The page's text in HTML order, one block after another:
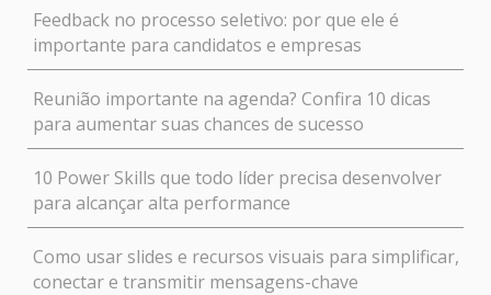
Feedback no processo seletivo: por que ele é
importante para candidatos e empresas
Reunião importante na agenda? Confira 10 dicas
para aumentar suas chances de sucesso
10 Power Skills que todo líder precisa desenvolver
para alcançar alta performance
Como usar slides e recursos visuais para simplificar,
conectar e transmitir mensagens-chave